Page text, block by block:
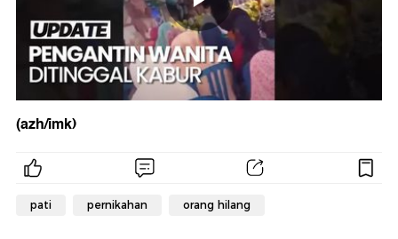
(azh/imk)
pati pernikahan orang hilang